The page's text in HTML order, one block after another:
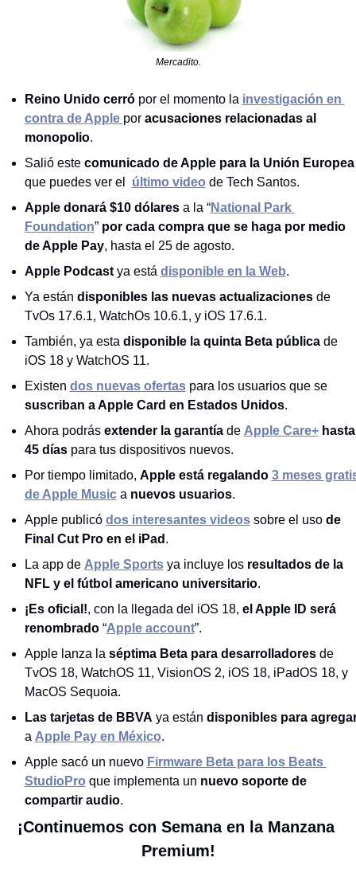
Mercadito.
Reino Unido cerró por el momento la investigación en
contra de Apple por acusaciones relacionadas al
monopolio.
Salió este comunicado de Apple para la Unión Europea
que puedes ver el último video de Tech Santos.
Apple donará $10 dólares a la “National Park
Foundation” por cada compra que se haga por medio
de Apple Pay, hasta el 25 de agosto.
Apple Podcast ya está disponible en la Web.
Ya están disponibles las nuevas actualizaciones de
TvOs 17.6.1, WatchOs 10.6.1, y iOS 17.6.1.
También, ya esta disponible la quinta Beta pública de
iOS 18 y WatchOS 11.
Existen dos nuevas ofertas
para los usuarios que se
suscriban a Apple Card en Estados Unidos.
Ahora podrás extender la garantía de Apple Care+ hasta
45 días para tus dispositivos nuevos.
Por tiempo limitado, Apple está regalando 3 meses
de Apple Music a nuevos usuarios.
Apple publicó dos interesantes videos sobre el uso de
Final Cut Pro en el iPad .
La app de Apple Sports ya incluye los resultados de la
NFL y el fútbol americano universitario.
¡Es oficial!, con la llegada del iOS 18, el Apple ID será
renombrado “Apple account”.
Apple lanza la séptima Beta para desarrolladores de
TvOS 18, WatchOS 11, VisionOS 2, iOS 18, iPadOS 18, y
MacOS Sequoia.
Las tarjetas de BBVA ya están disponibles para
a Apple Pay en México.
Apple sacó un nuevo Firmware Beta para los Beats
StudioPro que implementa un nuevo soporte de
compartir audio.
¡Continuemos con Semana en la Manzana
Premium!